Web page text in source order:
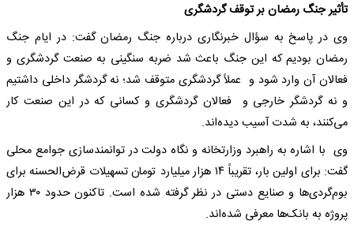
تأثیر جنگ رمضان بر توقف گردشگری
وی در پاسخ به سؤال خبرنگاری درباره جنگ رمضان گفت: در ایام جنگ
رمضان بودیم که این جنگ باعث شد ضربه سنگینی به صنعت گردشگری و
فعالان آن وارد شود و عملاً گردشگری متوقف شد؛ نه گردشگر داخلی داشتیم
و نه گردشگر خارجی و فعالان گردشگری و کسانی که در این صنعت کار
می‌کنند، به شدت آسیب دیده‌اند.
وی با اشاره به راهبرد وزارتخانه و نگاه دولت در توانمندسازی جوامع محلی
گفت: برای اولین بار، تقریباً ۱۴ هزار میلیارد تومان تسهیلات قرض‌الحسنه برای
بوم‌گردی‌ها و صنایع دستی در نظر گرفته شده است. تاکنون حدود ۳۰ هزار
پروژه به بانک‌ها معرفی شده‌اند.